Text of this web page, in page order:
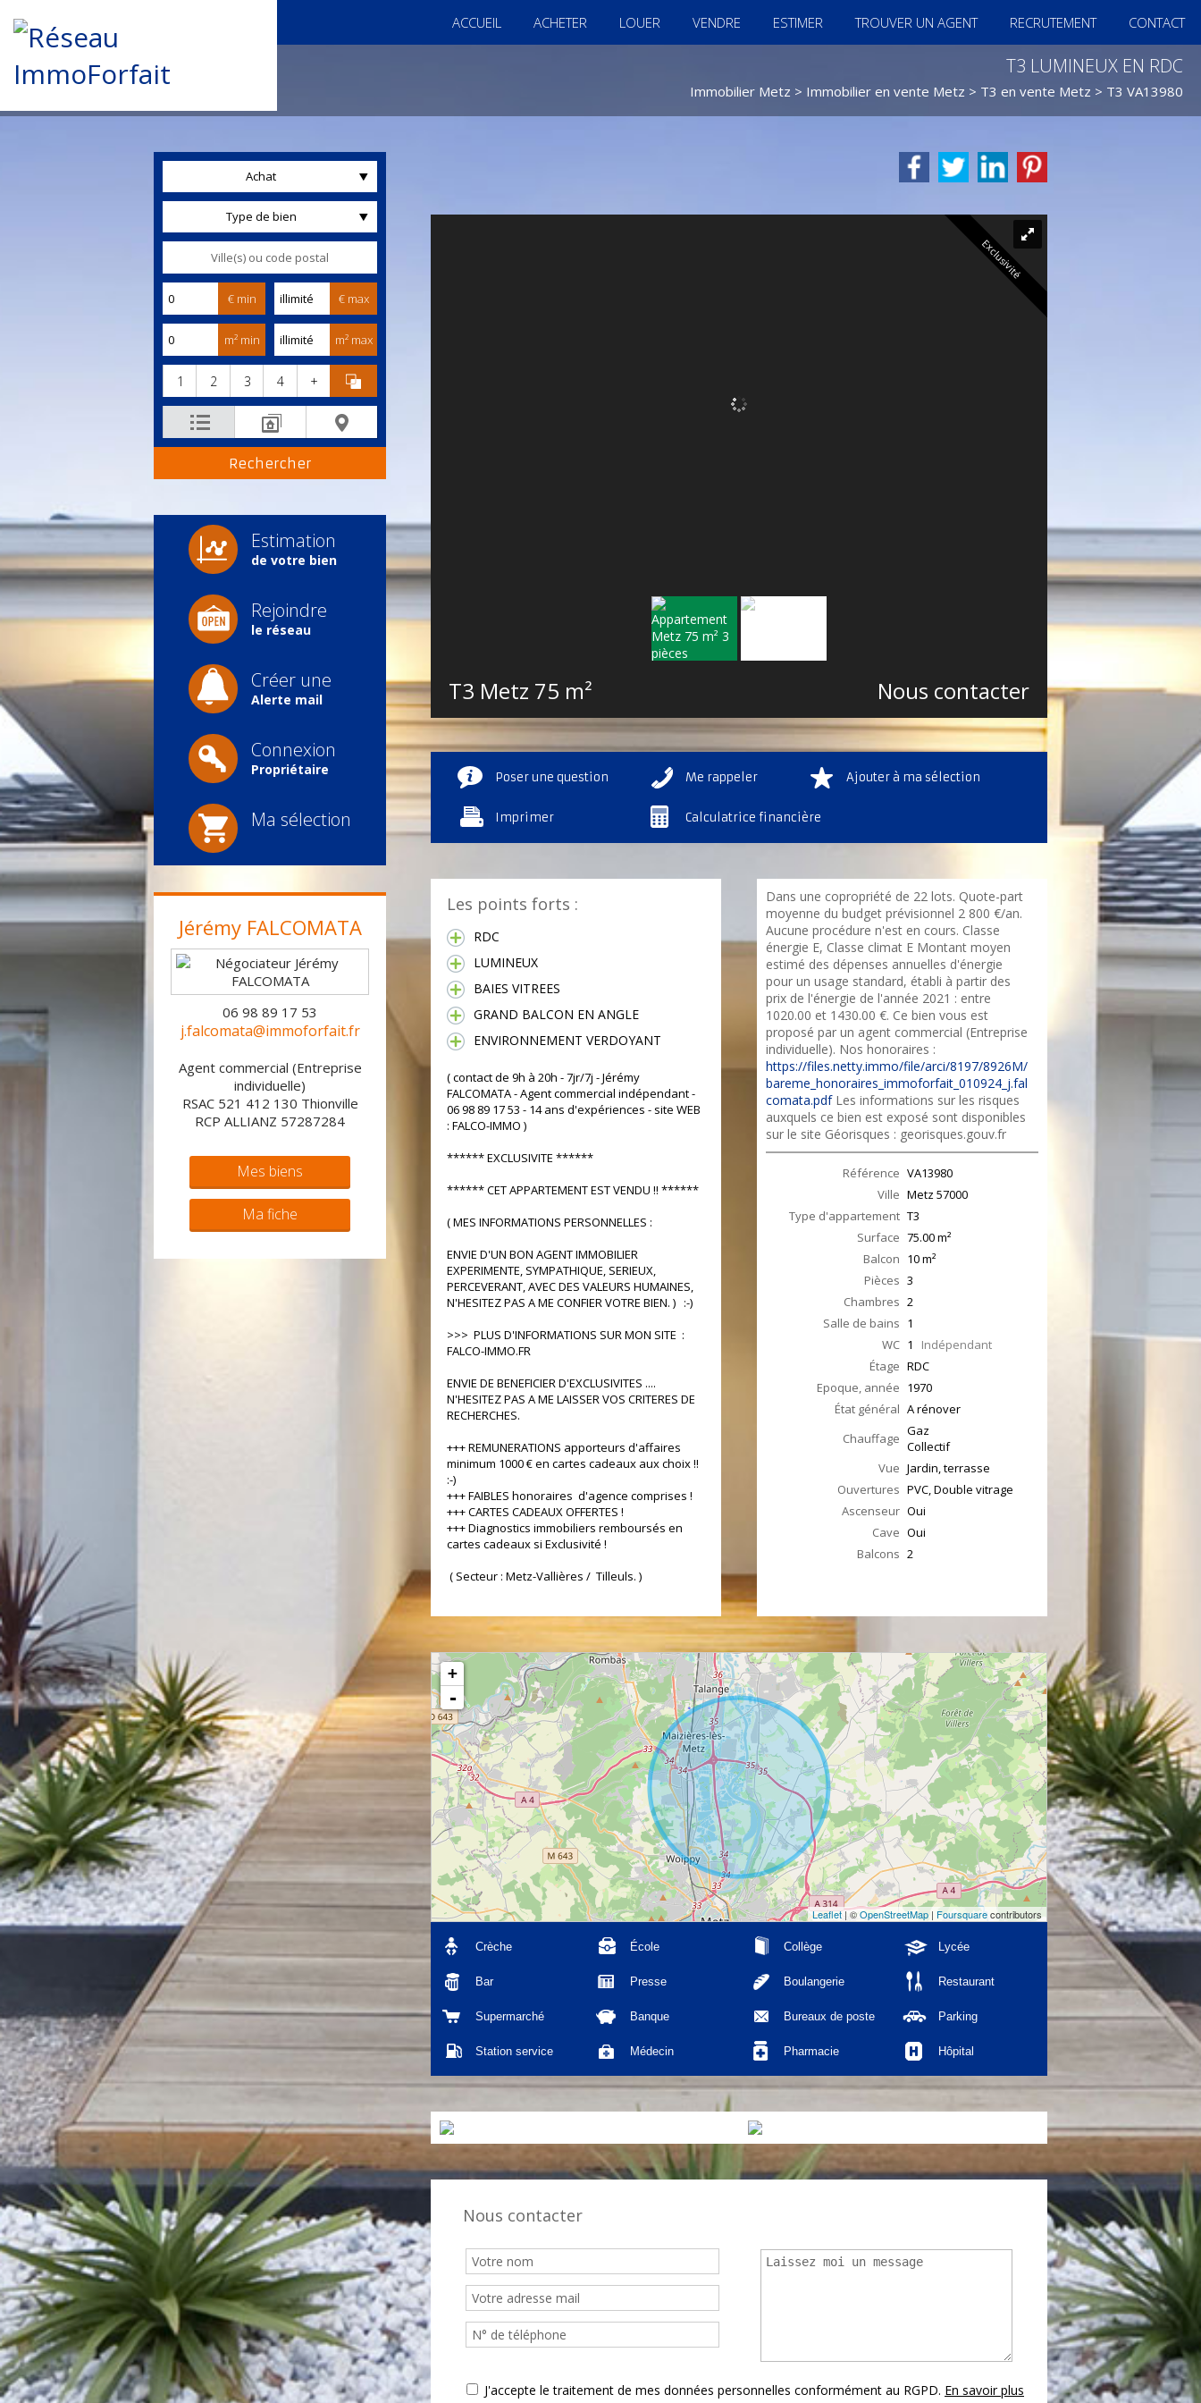
ACCUEIL ACHETER LOUER VENDRE ESTIMER TROUVER UN AGENT RECRUTEMENT CONTACT
T3 LUMINEUX EN RDC
Immobilier Metz > Immobilier en vente Metz > T3 en vente Metz > T3 VA13980
Achat
Type de bien
€ min € max
m² min m² max
1 2 3 4 +
Estimation
de votre bien
Rejoindre
le réseau
Créer une
Alerte mail
Connexion
Propriétaire
Ma sélection
Jérémy FALCOMATA
06 98 89 17 53
j.falcomata@immoforfait.fr
Agent commercial (Entreprise
individuelle)
RSAC 521 412 130 Thionville
RCP ALLIANZ 57287284
Mes biens
Ma fiche
Exclusivité
T3 Metz 75 m² Nous contacter
Poser une question Me rappeler Ajouter à ma sélection
Imprimer Calculatrice financière
Les points forts :
RDC
LUMINEUX
BAIES VITREES
GRAND BALCON EN ANGLE
ENVIRONNEMENT VERDOYANT
( contact de 9h à 20h - 7jr/7j - Jérémy
FALCOMATA - Agent commercial indépendant -
06 98 89 17 53 - 14 ans d'expériences - site WEB
: FALCO-IMMO )
****** EXCLUSIVITE ******
****** CET APPARTEMENT EST VENDU !! ******
( MES INFORMATIONS PERSONNELLES :
ENVIE D'UN BON AGENT IMMOBILIER
EXPERIMENTE, SYMPATHIQUE, SERIEUX,
PERCEVERANT, AVEC DES VALEURS HUMAINES,
N'HESITEZ PAS A ME CONFIER VOTRE BIEN. ) :-)
>>> PLUS D'INFORMATIONS SUR MON SITE :
FALCO-IMMO.FR
ENVIE DE BENEFICIER D'EXCLUSIVITES ....
N'HESITEZ PAS A ME LAISSER VOS CRITERES DE
RECHERCHES.
+++ REMUNERATIONS apporteurs d'affaires
minimum 1000 € en cartes cadeaux aux choix !!
:-)
+++ FAIBLES honoraires d'agence comprises !
+++ CARTES CADEAUX OFFERTES !
+++ Diagnostics immobiliers remboursés en
cartes cadeaux si Exclusivité !
( Secteur : Metz-Vallières / Tilleuls. )
Dans une copropriété de 22 lots. Quote-part
moyenne du budget prévisionnel 2 800 €/an.
Aucune procédure n'est en cours. Classe
énergie E, Classe climat E Montant moyen
estimé des dépenses annuelles d'énergie
pour un usage standard, établi à partir des
prix de l'énergie de l'année 2021 : entre
1020.00 et 1430.00 €. Ce bien vous est
proposé par un agent commercial (Entreprise
individuelle). Nos honoraires :
https://files.netty.immo/file/arci/8197/8926M/
bareme_honoraires_immoforfait_010924_j.fal
comata.pdfLes informations sur les risques
auxquels ce bien est exposé sont disponibles
sur le site Géorisques : georisques.gouv.fr
Référence VA13980
Ville Metz 57000
Type d'appartement T3
Surface 75.00m²
Balcon 10m²
Pièces 3
Chambres 2
Salle de bains 1
WC 1 Indépendant
Étage RDC
Epoque, année 1970
État général A rénover
Chauffage Gaz
Collectif
Vue Jardin, terrasse
Ouvertures PVC, Double vitrage
Ascenseur Oui
Cave Oui
Balcons 2
+
-
Leaflet| ©OpenStreetMap | Foursquarecontributors
Crèche École Collège Lycée
Bar Presse Boulangerie Restaurant
Supermarché Banque Bureaux de poste Parking
Station service Médecin Pharmacie Hôpital
Nous contacter
J'accepte le traitement de mes données personnelles conformément au RGPD. En savoir plus